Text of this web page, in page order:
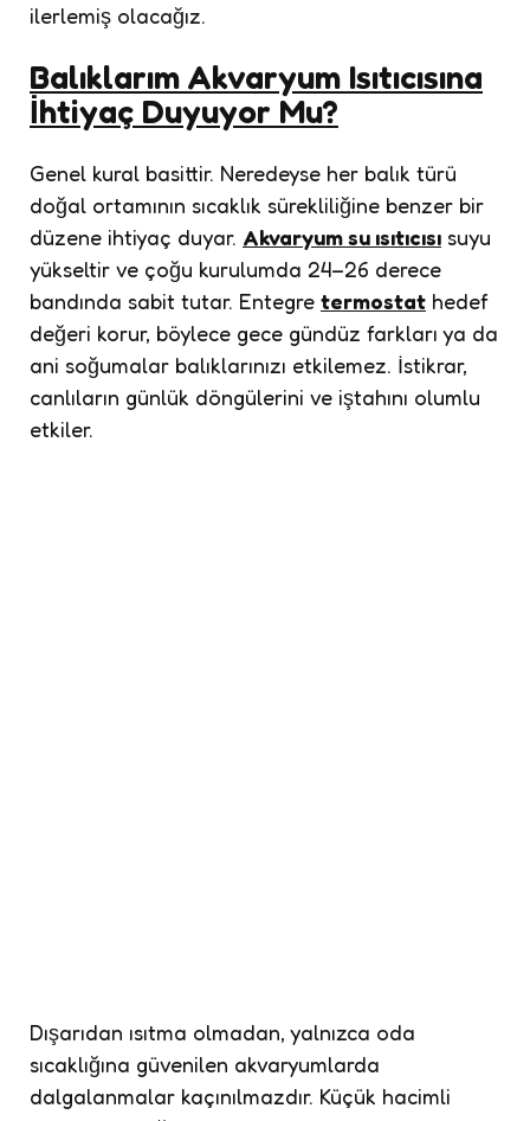
ilerlemiş olacağız.
Balıklarım Akvaryum Isıtıcısına
İhtiyaç Duyuyor Mu?
Genel kural basittir. Neredeyse her balık türü
doğal ortamının sıcaklık sürekliliğine benzer bir
düzene ihtiyaç duyar. Akvaryum su ısıtıcısı suyu
yükseltir ve çoğu kurulumda 24–26 derece
bandında sabit tutar. Entegre termostat hedef
değeri korur, böylece gece gündüz farkları ya da
ani soğumalar balıklarınızı etkilemez. İstikrar,
canlıların günlük döngülerini ve iştahını olumlu
etkiler.
Dışarıdan ısıtma olmadan, yalnızca oda
sıcaklığına güvenilen akvaryumlarda
dalgalanmalar kaçınılmazdır. Küçük hacimli